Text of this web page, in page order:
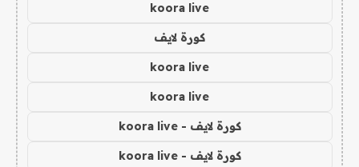
koora live
كورة لايف
koora live
koora live
كورة لايف - koora live
كورة لايف - koora live